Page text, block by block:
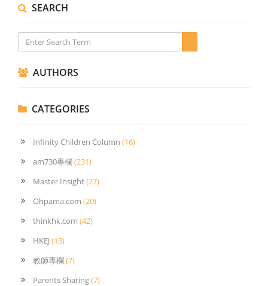
SEARCH
AUTHORS
CATEGORIES
Infinity Children Column (16)
am730專欄(231)
Master Insight(27)
Ohpama.com (20)
thinkhk.com (42)
HKEJ(13)
教師專欄(7)
Parents Sharing(7)